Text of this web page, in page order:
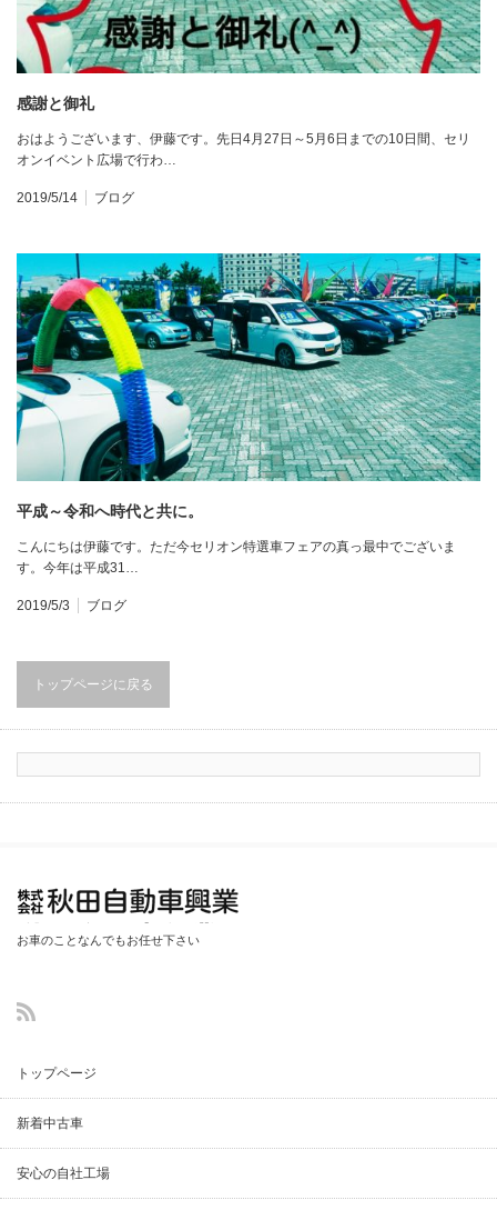
感謝と御礼
おはようございます、伊藤です。先日4月27日～5月6日までの10日間、セリ
オンイベント広場で行わ…
2019/5/14 ブログ
平成～令和へ時代と共に。
こんにちは伊藤です。ただ今セリオン特選車フェアの真っ最中でございま
す。今年は平成31…
2019/5/3 ブログ
トップページに戻る
秋田自動車興業
鈑金塗装修理)
お車のことなんでもお任せ下さい
トップページ
新着中古車
安心の自社工場